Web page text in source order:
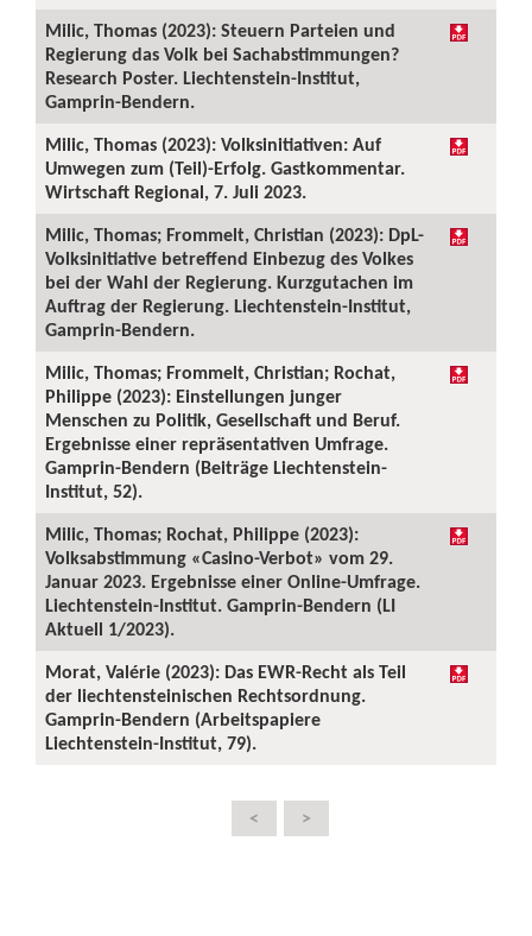
Milic, Thomas (2023): Steuern Parteien und
Regierung das Volk bei Sachabstimmungen?
Research Poster. Liechtenstein-Institut,
Gamprin-Bendern.
Milic, Thomas (2023): Volksinitiativen: Auf
Umwegen zum (Teil)-Erfolg. Gastkommentar.
Wirtschaft Regional, 7. Juli 2023.
Milic, Thomas; Frommelt, Christian (2023): DpL-
Volksinitiative betreffend Einbezug des Volkes
bei der Wahl der Regierung. Kurzgutachen im
Auftrag der Regierung. Liechtenstein-Institut,
Gamprin-Bendern.
Milic, Thomas; Frommelt, Christian; Rochat,
Philippe (2023): Einstellungen junger
Menschen zu Politik, Gesellschaft und Beruf.
Ergebnisse einer repräsentativen Umfrage.
Gamprin-Bendern (Beiträge Liechtenstein-
Institut, 52).
Milic, Thomas; Rochat, Philippe (2023):
Volksabstimmung «Casino-Verbot» vom 29.
Januar 2023. Ergebnisse einer Online-Umfrage.
Liechtenstein-Institut. Gamprin-Bendern (LI
Aktuell 1/2023).
Morat, Valérie (2023): Das EWR-Recht als Teil
der liechtensteinischen Rechtsordnung.
Gamprin-Bendern (Arbeitspapiere
Liechtenstein-Institut, 79).
< >